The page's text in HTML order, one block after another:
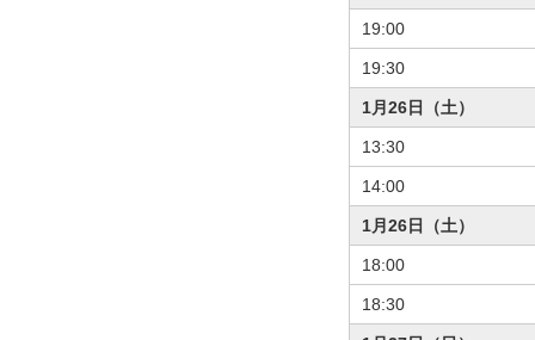
19:00
19:30
1月26日（土）
13:30
14:00
1月26日（土）
18:00
18:30